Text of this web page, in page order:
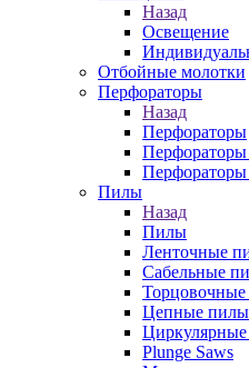
Назад
Освещение
Отбойные молотки
Перфораторы
Назад
Перфораторы
Перфораторы
Пилы
Назад
Пилы
Ленточные
Сабельные
Цепные пилы
Plunge Saws